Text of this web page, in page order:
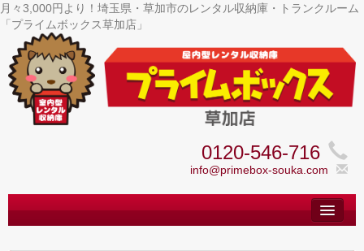
月々3,000円より！埼玉県・草加市のレンタル収納庫・トランクルーム
「プライムボックス草加店」
0120-546-716
info@primebox-souka.com
トップ
– Top –